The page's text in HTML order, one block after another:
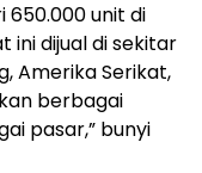
650.000 unit di
ini dijual di sekitar
Amerika Serikat,
berbagai
pasar,” bunyi